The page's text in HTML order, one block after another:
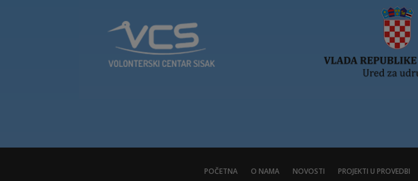
POČETNA O NAMA NOVOSTI PROJEKTI U PROVEDBI